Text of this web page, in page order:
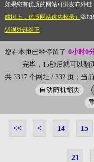
如果您有优质的网站可供发布外链
或以上，优质网站优先收录） 添加
错误外链纠正
您在本页已经停留了 0小时0
完毕，15秒后就可以翻
共 3317 个网址 / 332 页；当
自动随机翻页
<< < 14 15
21